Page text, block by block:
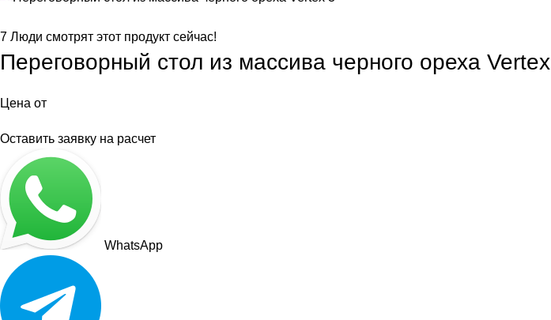
7 Люди смотрят этот продукт сейчас!
Переговорный стол из массива черного ореха Vertex
Цена от
Оставить заявку на расчет
WhatsApp